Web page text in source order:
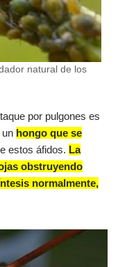
natural de los
por pulgones es
un hongo que se
estos áfidos. La
obstruyendo
normalmente,